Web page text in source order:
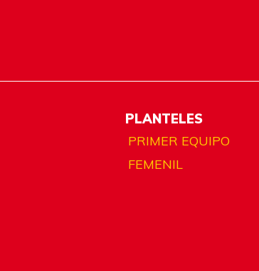
PLANTELES
PRIMER EQUIPO
FEMENIL